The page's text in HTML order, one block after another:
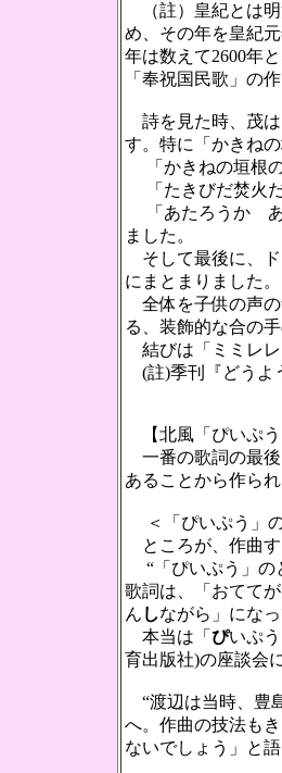
（註）皇紀とは明
め、その年を皇紀
年は数えて2600年
「奉祝国民歌」の
詩を見た時、茂は
す。特に「かきね
「かきねの垣根の
「たきびだ焚火だ
「あたろうか あ
ました。
そして最後に、ド
にまとまりました。
全体を子供の声の
る、装飾的な合の
結びは「ミミレレ
(註)季刊『どうよ
【北風「ぴいぷう
一番の歌詞の最後
あることから作ら
＜「ぴいぷう」
ところが、作曲す
“「ぴいぷう」の
歌詞は、「おてて
ん しながら」にな
本当は「 ぴいぷ
育出版社)の座談会
“渡辺は当時、豊
へ。作曲の技法も
ないでしょう」と